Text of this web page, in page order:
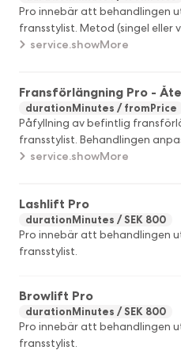
Pro innebär att behandlingen
fransstylist. Metod (singel eller
Priset varierar beroende på
service.showMore
Fransförlängning Pro -
durationMinutes fromPrice
Påfyllning av befintlig
fransstylist. Behandlingen
mängden kvarvarande fransar.
service.showMore
Lashlift Pro
durationMinutes SEK 800
Pro innebär att behandlingen
fransstylist.
Browlift Pro
durationMinutes SEK 800
Pro innebär att behandlingen
fransstylist.